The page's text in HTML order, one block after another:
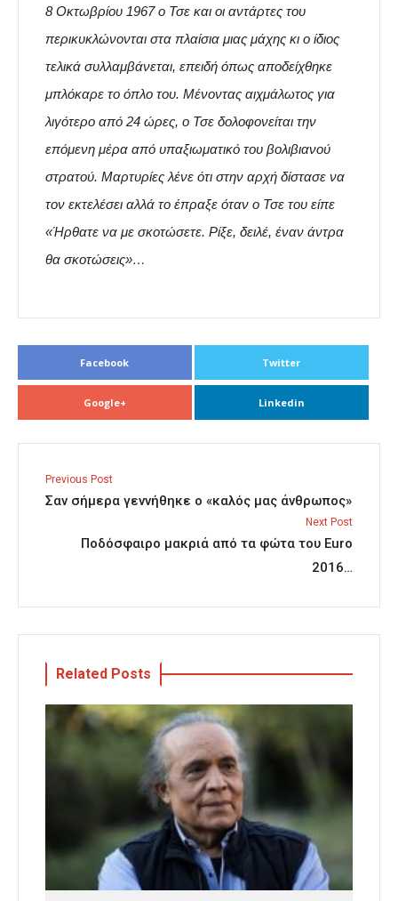
8 Οκτωβρίου 1967 ο Τσε και οι αντάρτες του
περικυκλώνονται στα πλαίσια μιας μάχης κι ο ίδιος
τελικά συλλαμβάνεται, επειδή όπως αποδείχθηκε
μπλόκαρε το όπλο του. Μένοντας αιχμάλωτος για
λιγότερο από 24 ώρες, ο Τσε δολοφονείται την
επόμενη μέρα από υπαξιωματικό του βολιβιανού
στρατού. Μαρτυρίες λένε ότι στην αρχή δίστασε να
τον εκτελέσει αλλά το έπραξε όταν ο Τσε του είπε
«Ήρθατε να με σκοτώσετε. Ρίξε, δειλέ, έναν άντρα
θα σκοτώσεις»…
Facebook Twitter
Google+ Linkedin
Previous Post
Σαν σήμερα γεννήθηκε ο «καλός μας άνθρωπος»
Next Post
Ποδόσφαιρο μακριά από τα φώτα του Euro
2016…
Related Posts